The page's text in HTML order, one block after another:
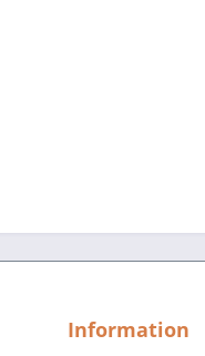
Information